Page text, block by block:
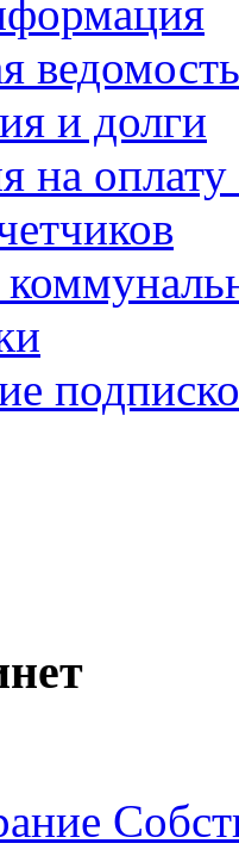
ведомость
и долги
на